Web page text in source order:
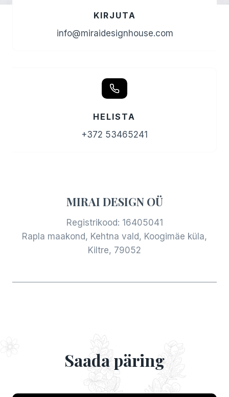
KIRJUTA
info@miraidesignhouse.com
HELISTA
+372 53465241
MIRAI DESIGN OÜ
Registrikood: 16405041
Rapla maakond, Kehtna vald, Koogimäe küla,
Kiltre, 79052
Saada päring